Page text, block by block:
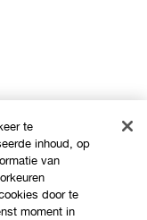
te
inhoud, op
van
door te
moment in